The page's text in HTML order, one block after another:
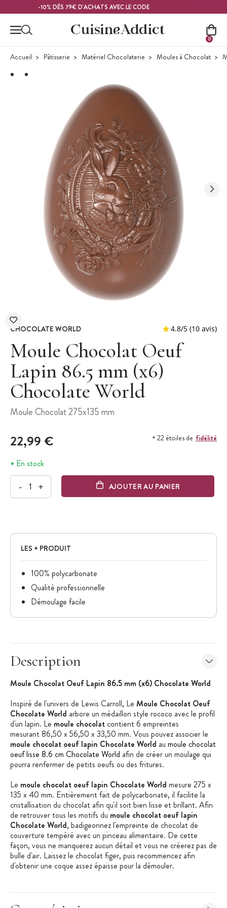
Contenu principal-10% DÈS 79€ D'ACHATS AVEC LE CODE
0
Accueil Pâtisserie Matériel Chocolaterie Moules à Chocolat
CHOCOLATE WORLD
Moule Chocolat Oeuf
Lapin 86.5 mm (x6)
Chocolate World
Moule Chocolat 275x135 mm
22,99 € + 22 étoiles de fidélité
En stock
- + AJOUTER AU PANIER
LES + PRODUIT
100% polycarbonate
Qualité professionnelle
Démoulage facile
Description
Moule Chocolat Oeuf Lapin 86.5 mm (x6) Chocolate World
Inspiré de l'univers de Lewis Carroll, Le Moule Chocolat Oeuf
Chocolate World arbore un médaillon style rococo avec le profil
d'un lapin. Le moule chocolat contient 6 empreintes
mesurant 86,50 x 56,50 x 33,50 mm. Vous pouvez associer le
moule chocolat oeuf lapin Chocolate World au moule chocolat
oeuf lisse 8.6 cm Chocolate World afin de créer un moulage qui
pourra renfermer de petits oeufs ou des fritures.
Le moule chocolat oeuf lapin Chocolate World mesure 275 x
135 x 40 mm. Entièrement fait de polycarbonate, il facilite la
cristallisation du chocolat afin qu'il soit bien lisse et brillant. Afin
de retrouver tous les motifs du moule chocolat oeuf lapin
Chocolate World, badigeonnez l'empreinte de chocolat de
couverture tempéré avec un pinceau alimentaire. De cette
façon, vous ne manquerez aucun détail et vous ne créerez pas de
bulle d'air. Laissez le chocolat figer, puis recommencez afin
d'obtenir une coque assez épaisse pour la démouler.
poêle puis déposez une moitié à peine quelques secondes afin